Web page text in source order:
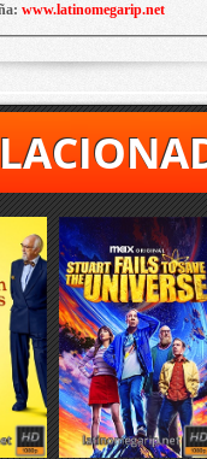
www.latinomegarip.net